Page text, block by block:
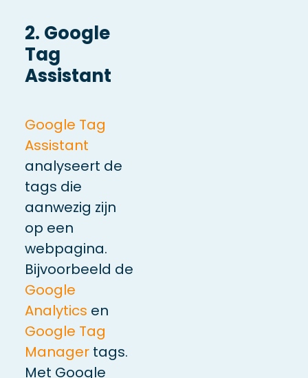
2. Google
Tag
Assistant
Google Tag
Assistant
analyseert de
tags die
aanwezig zijn
op een
webpagina.
Bijvoorbeeld de
Google
Analytics en
Google Tag
Managertags.
Met Google